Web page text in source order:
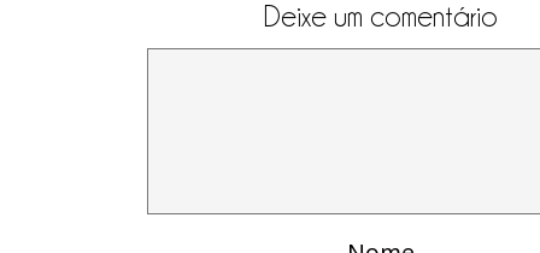
Deixe um comentário